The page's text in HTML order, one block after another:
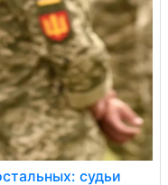
судьи